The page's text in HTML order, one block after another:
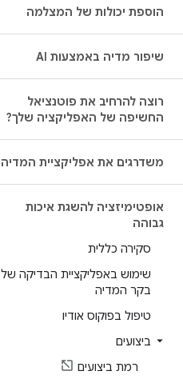
הוספת יכולות של המצלמה
שיפור מדיה באמצעות AI
רוצה להרחיב את פוטנציאל
החשיפה של האפליקציה שלך?
משדרגים את אפליקציית המדיה
אופטימיזציה להשגת איכות
גבוהה
סקירה כללית
שימוש באפליקציית הבדיקה של
בקר המדיה
טיפול בפוקוס אודיו
ביצועים
רמת ביצועים